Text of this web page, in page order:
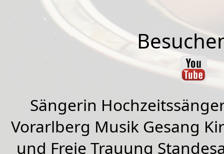
Sängerin
Vorarlberg Musik Gesang
und Freie Trauung